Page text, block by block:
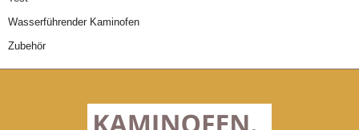
Wasserführender Kaminofen
Zubehör